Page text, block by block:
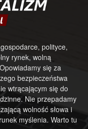
polityce,
rynek, wolną
się za
bezpieczeństwa
wtrącającym się do
Nie przepadamy
wolność słowa i
myślenia. Warto tu